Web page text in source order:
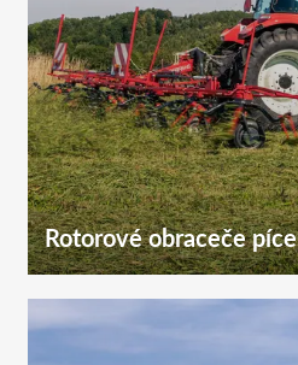
Rotorové obraceče píce